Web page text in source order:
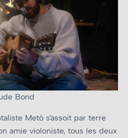
Bond
Metò s’assoit par terre
amie violoniste, tous les deux